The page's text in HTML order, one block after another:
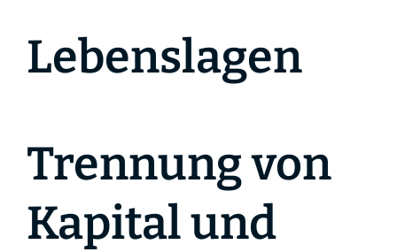
Lebenslagen
Trennung von
Kapital und